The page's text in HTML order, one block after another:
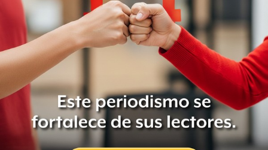
Hasta ahora se han contabilizado un millón 630 mil dos
personas recuperadas.